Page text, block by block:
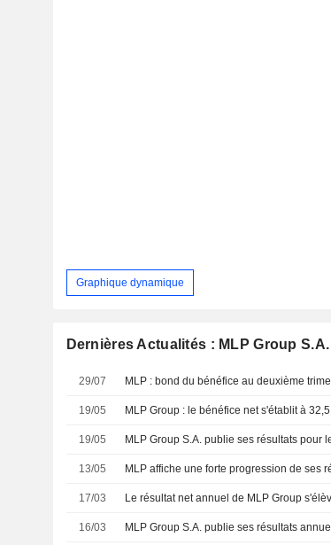
Graphique dynamique
Dernières Actualités : MLP Group S.A.
29/07 MLP : bond du bénéfice au deuxième
19/05
19/05
13/05
17/03 Le résultat net annuel de MLP Group
16/03